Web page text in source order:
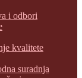
i odbori
kvalitete
suradnja